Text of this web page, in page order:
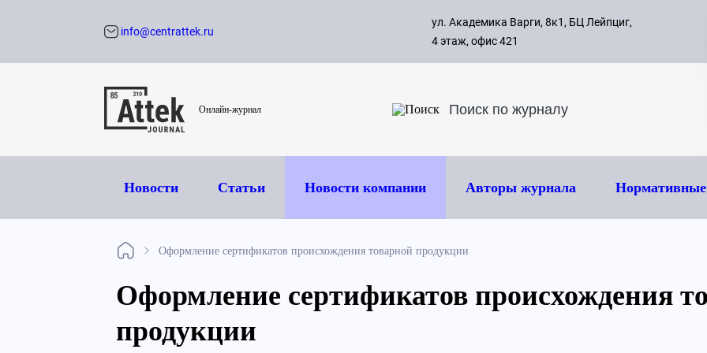
с 09:00
8 495
info@centrattek.ru
ул. Академика Варги, 8к1, БЦ Лейпциг,
4 этаж, офис 421
Онлайн-журнал
Новости Статьи Новости компании Авторы журнала
Оформление сертификатов происхождения товарной продукции
Оформление сертификатов происхождения
продукции